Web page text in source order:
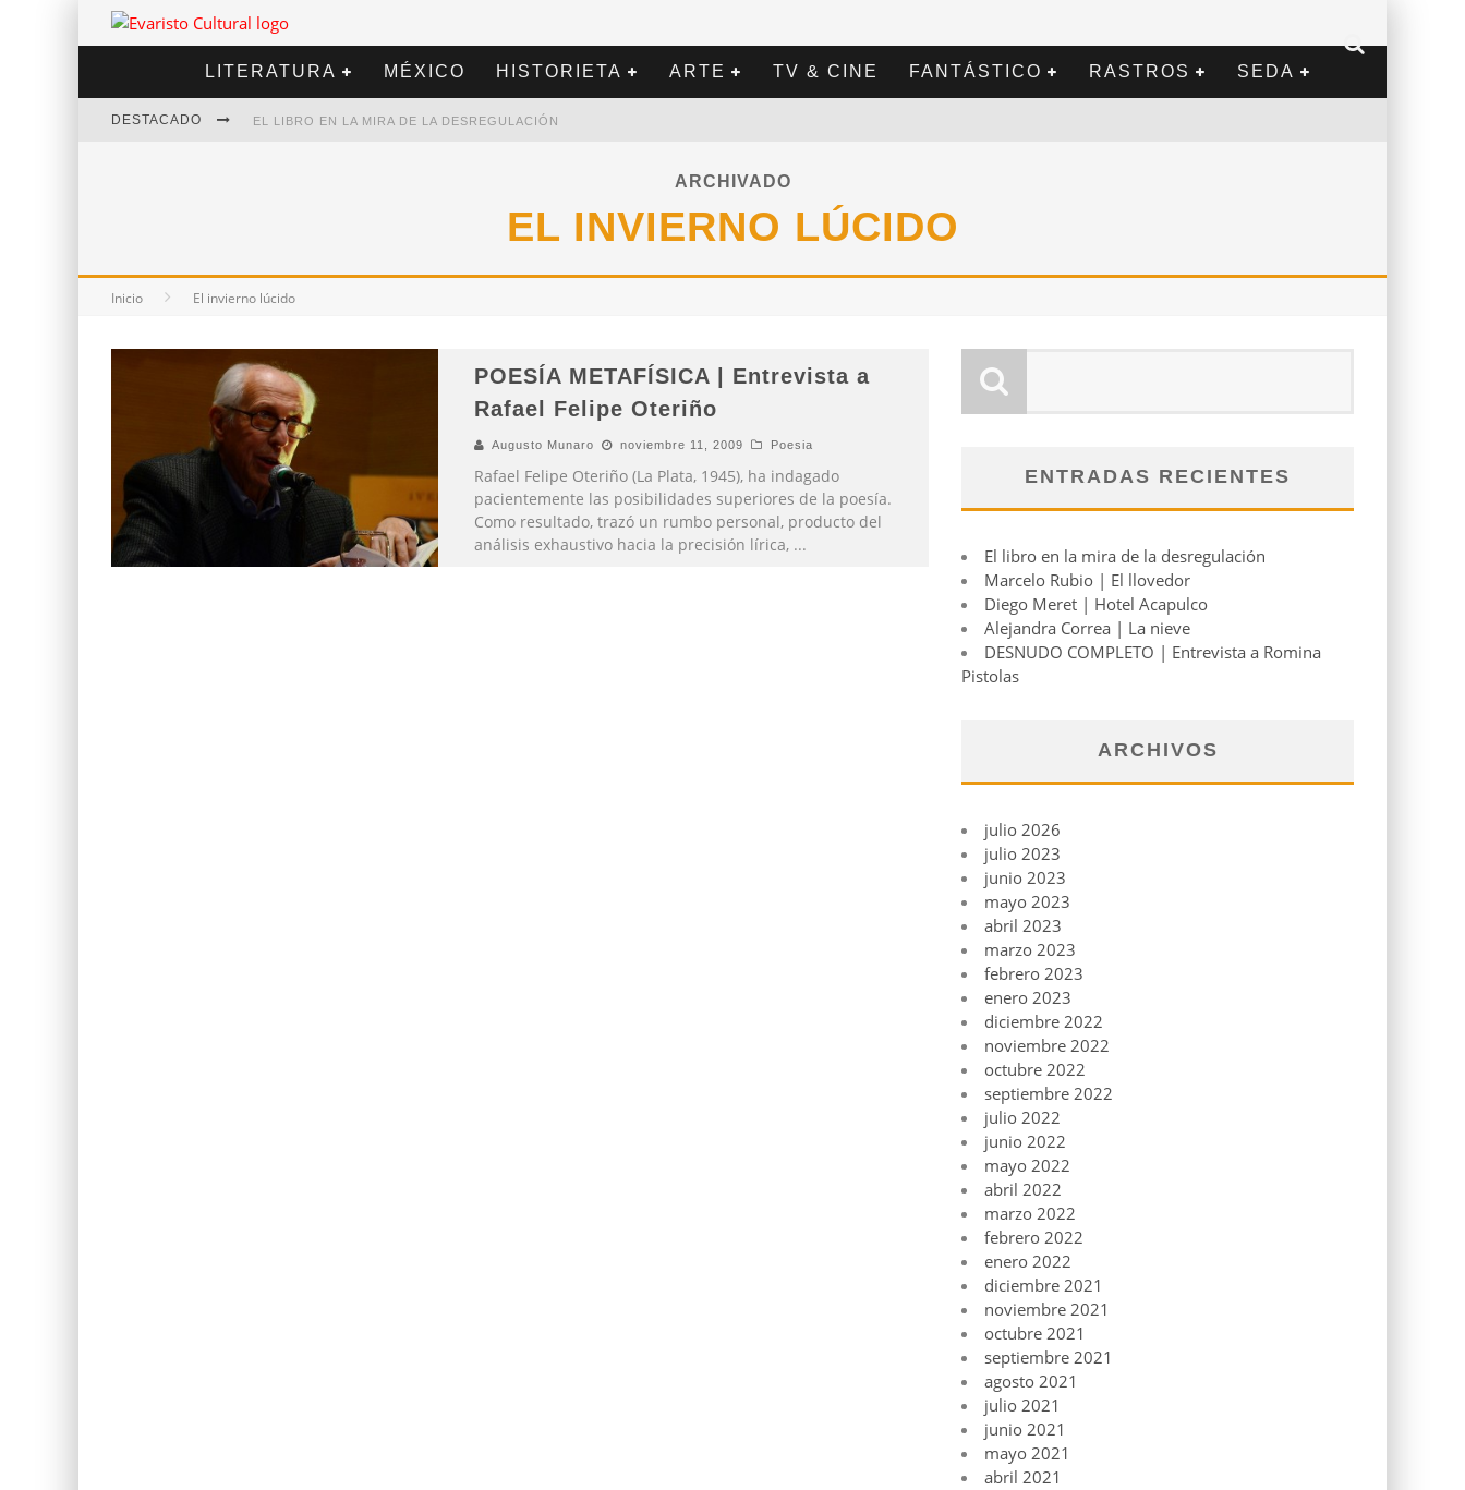
LITERATURA MÉXICO HISTORIETA ARTE TV & CINE FANTÁSTICO RASTROS SEDA
DESTACADO EL LIBRO EN LA MIRA DE LA DESREGULACIÓN
ARCHIVADO
EL INVIERNO LÚCIDO
Inicio El invierno lúcido
POESÍA METAFÍSICA | Entrevista a
Rafael Felipe Oteriño
Augusto Munaro noviembre 11, 2009 Poesia
Rafael Felipe Oteriño (La Plata, 1945), ha indagado
pacientemente las posibilidades superiores de la poesía.
Como resultado, trazó un rumbo personal, producto del
análisis exhaustivo hacia la precisión lírica, ...
ENTRADAS RECIENTES
El libro en la mira de la desregulación
Marcelo Rubio | El llovedor
Diego Meret | Hotel Acapulco
Alejandra Correa | La nieve
DESNUDO COMPLETO | Entrevista a Romina
Pistolas
ARCHIVOS
julio 2026
julio 2023
junio 2023
mayo 2023
abril 2023
marzo 2023
febrero 2023
enero 2023
diciembre 2022
noviembre 2022
octubre 2022
septiembre 2022
julio 2022
junio 2022
mayo 2022
abril 2022
marzo 2022
febrero 2022
enero 2022
diciembre 2021
noviembre 2021
octubre 2021
septiembre 2021
agosto 2021
julio 2021
junio 2021
mayo 2021
abril 2021